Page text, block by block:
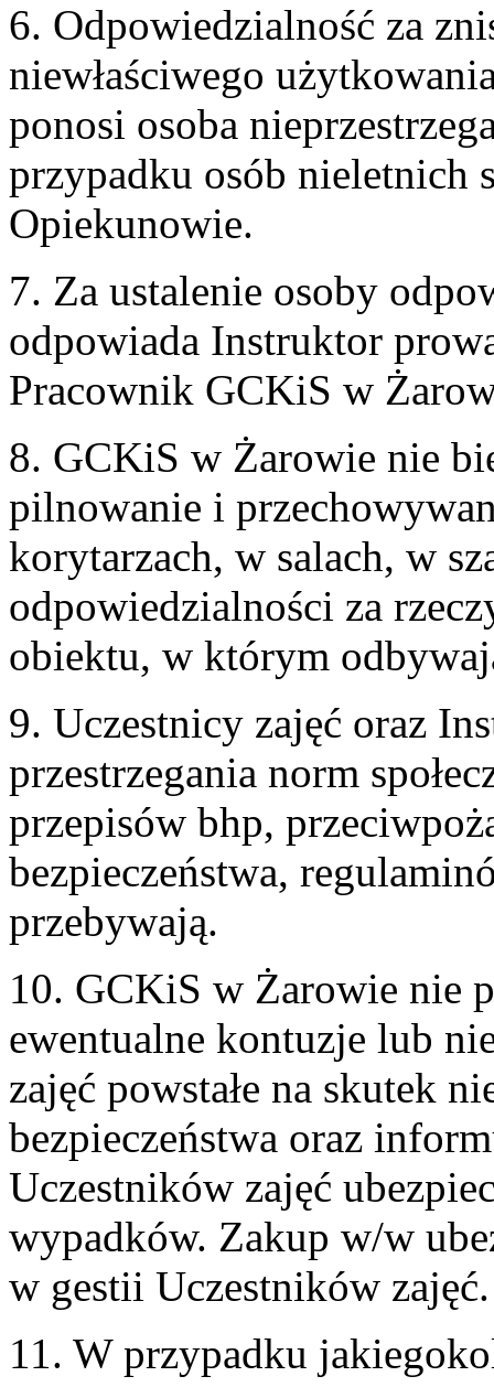
6. Odpowiedzialność za
niewłaściwego
ponosi osoba
przypadku osób nieletnich
Opiekunowie.
7. Za ustalenie osoby
odpowiada Instruktor
Pracownik GCKiS w
8. GCKiS w Żarowie nie
pilnowanie i
korytarzach, w salach, w
odpowiedzialności za
obiektu, w którym
9. Uczestnicy zajęć oraz
przestrzegania norm
przepisów bhp,
bezpieczeństwa,
przebywają.
10. GCKiS w Żarowie nie
ewentualne kontuzje lub
zajęć powstałe na skutek
bezpieczeństwa oraz
Uczestników zajęć
wypadków. Zakup w/w
w gestii Uczestników zajęć.
11. W przypadku